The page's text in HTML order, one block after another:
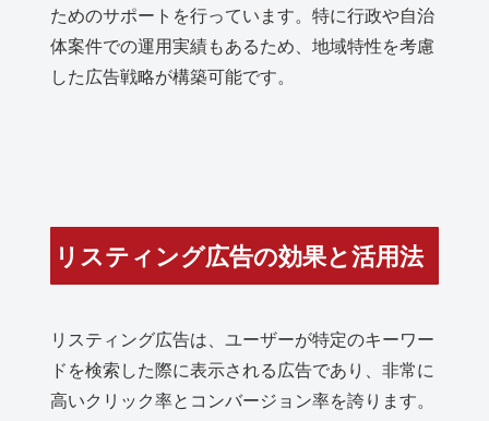
ためのサポートを行っています。特に行政や自治
体案件での運用実績もあるため、地域特性を考慮
した広告戦略が構築可能です。
リスティング広告の効果と活用法
リスティング広告は、ユーザーが特定のキーワー
ドを検索した際に表示される広告であり、非常に
高いクリック率とコンバージョン率を誇ります。